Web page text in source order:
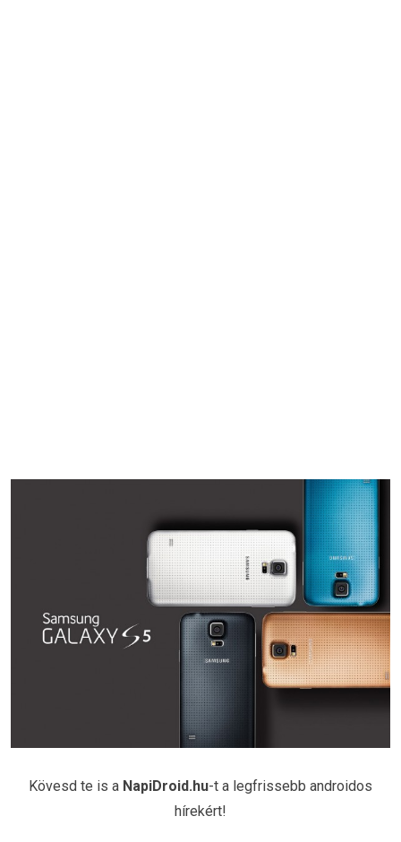
Kövesd te is a NapiDroid.hu-t a legfrissebb androidos
hírekért!